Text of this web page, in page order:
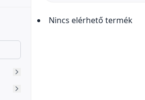
Nincs elérhető termék